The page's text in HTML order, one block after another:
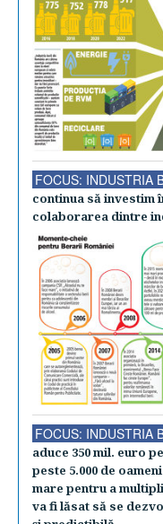
FOCUS: INDUSTRIA
continua să investim
colaborarea dintre
FOCUS: INDUSTRIA
aduce 350 mil. euro
peste 5.000 de
mare pentru a
va fi lăsat să se